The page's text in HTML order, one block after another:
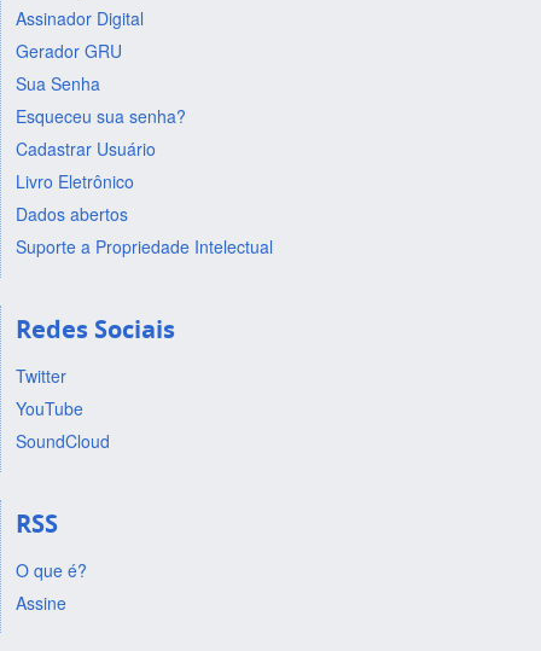
Assinador Digital
Gerador GRU
Sua Senha
Esqueceu sua senha?
Cadastrar Usuário
Livro Eletrônico
Dados abertos
Suporte a Propriedade Intelectual
Redes Sociais
Twitter
YouTube
SoundCloud
RSS
O que é?
Assine